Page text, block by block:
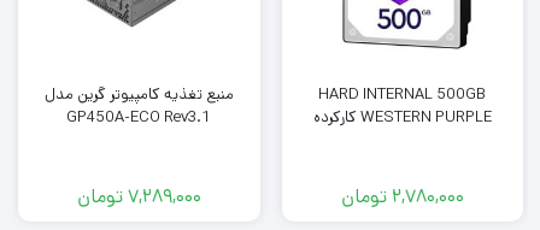
HARD INTERNAL 500GB
WESTERN PURPLE کارکرده
2,780,000 تومان
منبع تغذیه کامپیوتر گرین مدل
GP450A-ECO Rev3.1
7,289,000تومان